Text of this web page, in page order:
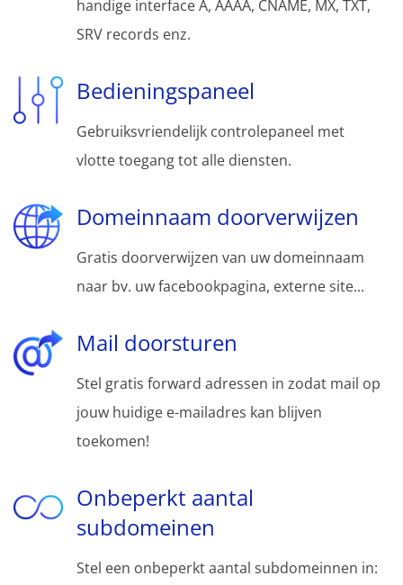
handige interface A, AAAA, CNAME, MX, TXT,
SRV records enz.
Bedieningspaneel
Gebruiksvriendelijk controlepaneel met
vlotte toegang tot alle diensten.
Domeinnaam doorverwijzen
Gratis doorverwijzen van uw domeinnaam
naar bv. uw facebookpagina, externe site...
Mail doorsturen
Stel gratis forward adressen in zodat mail op
jouw huidige e-mailadres kan blijven
toekomen!
Onbeperkt aantal
subdomeinen
Stel een onbeperkt aantal subdomeinnen in: